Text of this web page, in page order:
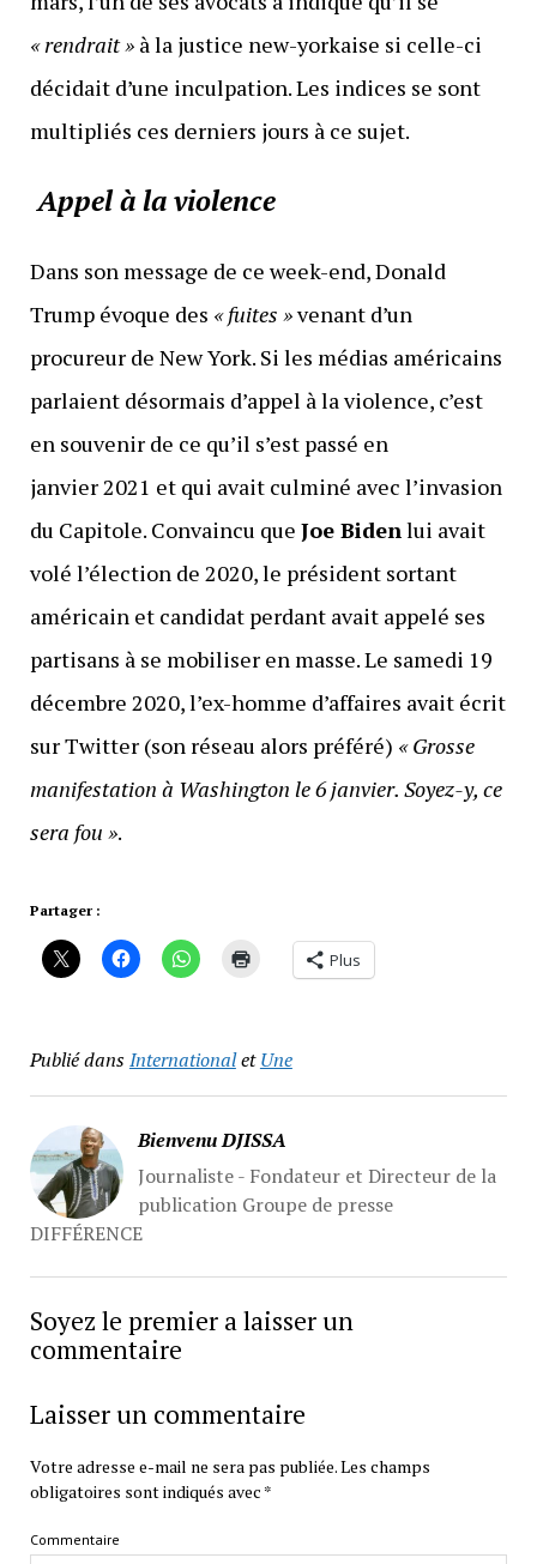
« rendrait »à la justice new-yorkaise si celle-ci
décidait d’une inculpation. Les indices se sont
multipliés ces derniers jours à ce sujet.
Appel à la violence
Dans son message de ce week-end, Donald
Trump évoque des « fuites »venant d’un
procureur de New York. Si les médias américains
parlaient désormais d’appel à la violence, c’est
en souvenir de ce qu’il s’est passé en
janvier 2021 et qui avait culminé avec l’invasion
du Capitole. Convaincu que Joe Bidenlui avait
volé l’élection de 2020, le président sortant
américain et candidat perdant avait appelé ses
partisans à se mobiliser en masse. Le samedi 19
décembre 2020, l’ex-homme d’affaires avait écrit
sur Twitter (son réseau alors préféré) « Grosse
manifestation à Washington le 6 janvier. Soyez-y, ce
sera fou ».
Partager :
Plus
Publié dansInternationaletUne
Bienvenu DJISSA
Journaliste - Fondateur et Directeur de la
publication Groupe de presse
DIFFÉRENCE
Soyez le premier a laisser un
commentaire
Laisser un commentaire
Votre adresse e-mail ne sera pas publiée.Les champs
obligatoires sont indiqués avec *
Commentaire